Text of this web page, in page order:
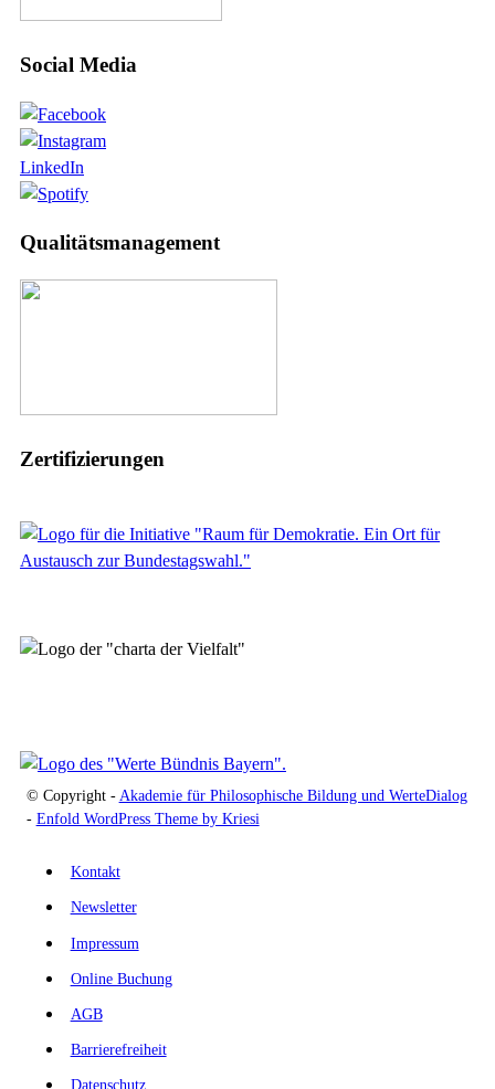
Social Media
LinkedIn
Qualitätsmanagement
Zertifizierungen
© Copyright - Akademie für Philosophische Bildung und WerteDialog
- Enfold WordPress Theme by Kriesi
Kontakt
Newsletter
Impressum
Online Buchung
AGB
Barrierefreiheit
Datenschutz